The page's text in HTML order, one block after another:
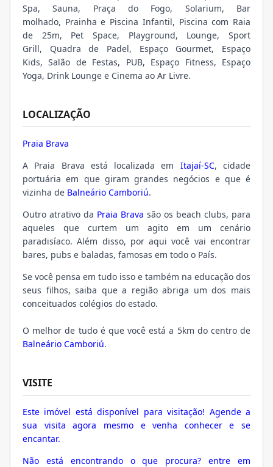
Spa, Sauna, Praça do Fogo, Solarium, Bar
molhado, Prainha e Piscina Infantil, Piscina com Raia
de 25m, Pet Space, Playground, Lounge, Sport
Grill, Quadra de Padel, Espaço Gourmet, Espaço
Kids, Salão de Festas, PUB, Espaço Fitness, Espaço
Yoga, Drink Lounge e Cinema ao Ar Livre.
LOCALIZAÇÃO
Praia Brava
A Praia Brava está localizada em Itajaí-SC, cidade
portuária em que giram grandes negócios e que é
vizinha de Balneário Camboriú.
Outro atrativo da Praia Brava são os beach clubs, para
aqueles que curtem um agito em um cenário
paradisíaco. Além disso, por aqui você vai encontrar
bares, pubs e baladas, famosas em todo o País.
Se você pensa em tudo isso e também na educação dos
seus filhos, saiba que a região abriga um dos mais
conceituados colégios do estado.
O melhor de tudo é que você está a 5km do centro de
Balneário Camboriú.
VISITE
Este imóvel está disponível para visitação! Agende a
sua visita agora mesmo e venha conhecer e se
encantar.
Não está encontrando o que procura? entre em